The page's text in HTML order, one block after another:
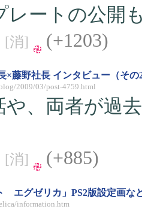
レートの公開
[消] (+1203)
×藤野社長 インタビュー（その
2009/03/post-4759.html
や、両者が過
[消] (+885)
エグゼリカ」PS2版設定画な
information.htm